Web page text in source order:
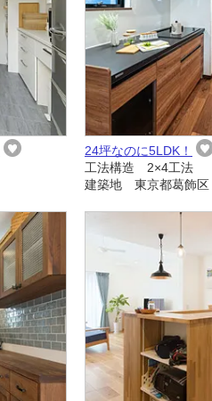
24坪なのに5LDK！
工法構造 2×4工法
建築地 東京都葛飾区